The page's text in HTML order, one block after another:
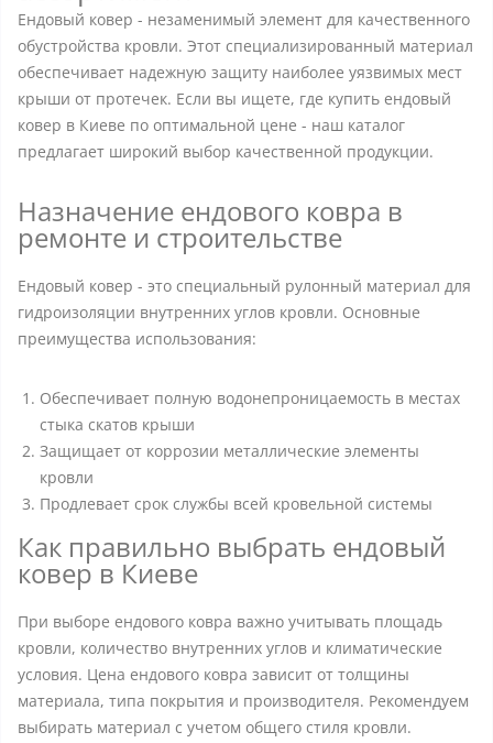
Ендовый ковер - незаменимый элемент для качественного
обустройства кровли. Этот специализированный материал
обеспечивает надежную защиту наиболее уязвимых мест
крыши от протечек. Если вы ищете, где купить ендовый
ковер в Киеве по оптимальной цене - наш каталог
предлагает широкий выбор качественной продукции.
Назначение ендового ковра в
ремонте и строительстве
Ендовый ковер - это специальный рулонный материал для
гидроизоляции внутренних углов кровли. Основные
преимущества использования:
Обеспечивает полную водонепроницаемость в местах
стыка скатов крыши
Защищает от коррозии металлические элементы
кровли
Продлевает срок службы всей кровельной системы
Как правильно выбрать ендовый
ковер в Киеве
При выборе ендового ковра важно учитывать площадь
кровли, количество внутренних углов и климатические
условия. Цена ендового ковра зависит от толщины
материала, типа покрытия и производителя. Рекомендуем
выбирать материал с учетом общего стиля кровли.